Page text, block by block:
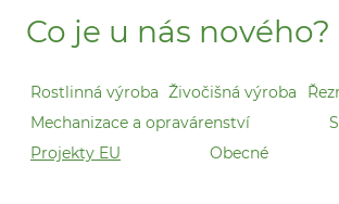
Co je u nás nového?
Rostlinná výroba Živočišná výroba
Mechanizace a opravárenství
Projekty EU
Obecné